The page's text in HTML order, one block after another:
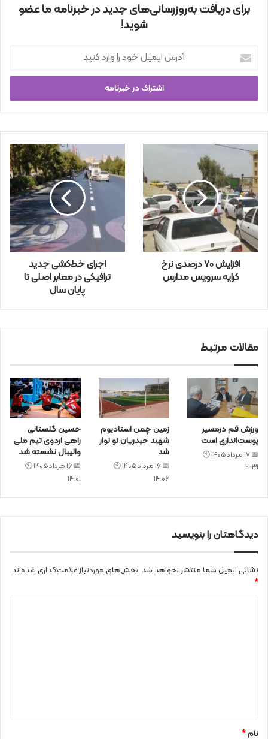
برای دریافت به‌روزرسانی‌های جدید در خبرنامه ما عضو
شوید!
ر
ا
ی
ل
خ
و
د
ر
ا
و
ا
ر
افزایش ۷۰ درصدی نرخ
کرایه سرویس مدارس
اجرای خط‌کشی جدید
ترافیکی در معابر اصلی تا
پایان سال
مقالات مرتبط
ورزش قم درمسیر
پوست‌اندازی است
📅 17 مرداد 1405 🕙
21:31
زمین چمن استادیوم
شهید حیدریان نو نوار
شد
📅 16 مرداد 1405 🕙
14:06
حسین گلستانی
راهی اردوی تیم ملی
والیبال نشسته شد
📅 16 مرداد 1405 🕙
14:01
دیدگاهتان را بنویسید
نشانی ایمیل شما منتشر نخواهد شد. بخش‌های موردنیاز علامت‌گذاری شده‌اند
*
نام*